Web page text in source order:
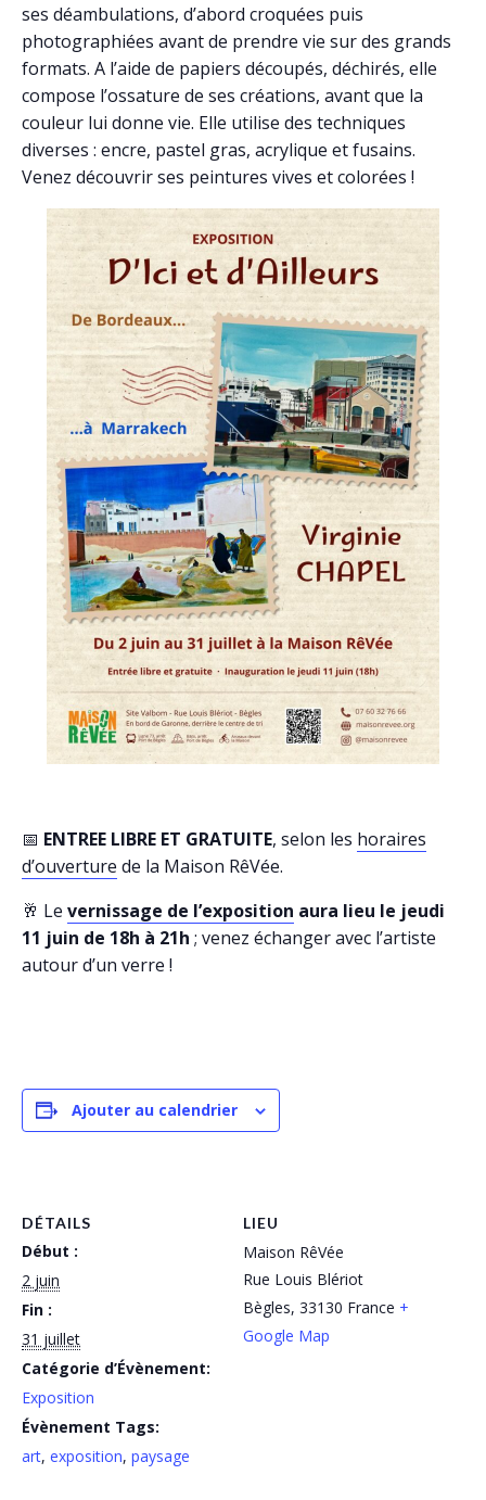
ses déambulations, d’abord croquées puis
photographiées avant de prendre vie sur des grands
formats. A l’aide de papiers découpés, déchirés, elle
compose l’ossature de ses créations, avant que la
couleur lui donne vie. Elle utilise des techniques
diverses : encre, pastel gras, acrylique et fusains.
Venez découvrir ses peintures vives et colorées !
📅 ENTREE LIBRE ET GRATUITE, selon les horaires
d’ouverture de la Maison RêVée.
🥂 Le vernissage de l’exposition aura lieu le jeudi
11 juin de 18h à 21h ; venez échanger avec l’artiste
autour d’un verre !
Ajouter au calendrier
DÉTAILS
Début :
2 juin
Fin :
31 juillet
Catégorie d’Évènement:
Exposition
Évènement Tags:
art, exposition, paysage
LIEU
Maison RêVée
Rue Louis Blériot
Bègles, 33130 France +
Google Map